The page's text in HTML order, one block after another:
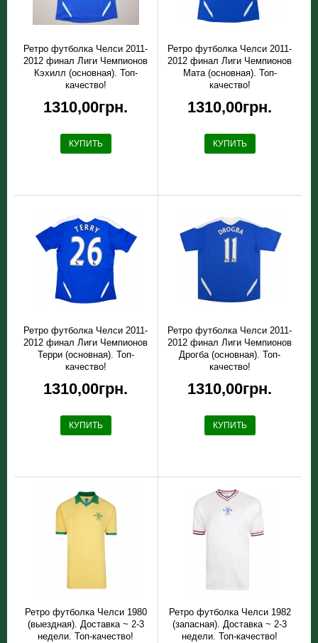
Ретро футболка Челси 2011-
2012 финал Лиги Чемпионов
Кэхилл (основная). Топ-
качество!
1310,00грн.
КУПИТЬ
Ретро футболка Челси 2011-
2012 финал Лиги Чемпионов
Мата (основная). Топ-
качество!
1310,00грн.
КУПИТЬ
Ретро футболка Челси 2011-
2012 финал Лиги Чемпионов
Терри (основная). Топ-
качество!
1310,00грн.
КУПИТЬ
Ретро футболка Челси 2011-
2012 финал Лиги Чемпионов
Дрогба (основная). Топ-
качество!
1310,00грн.
КУПИТЬ
Ретро футболка Челси 1980
(выездная). Доставка ~ 2-3
недели. Топ-качество!
Ретро футболка Челси 1982
(запасная). Доставка ~ 2-3
недели. Топ-качество!